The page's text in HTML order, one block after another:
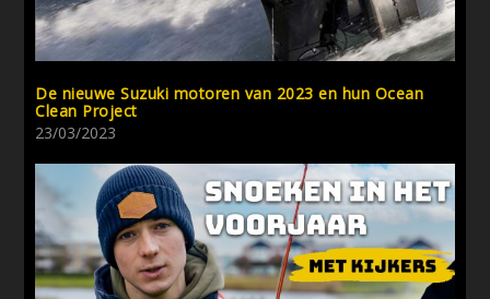
De nieuwe Suzuki motoren van 2023 en hun Ocean
Clean Project
23/03/2023